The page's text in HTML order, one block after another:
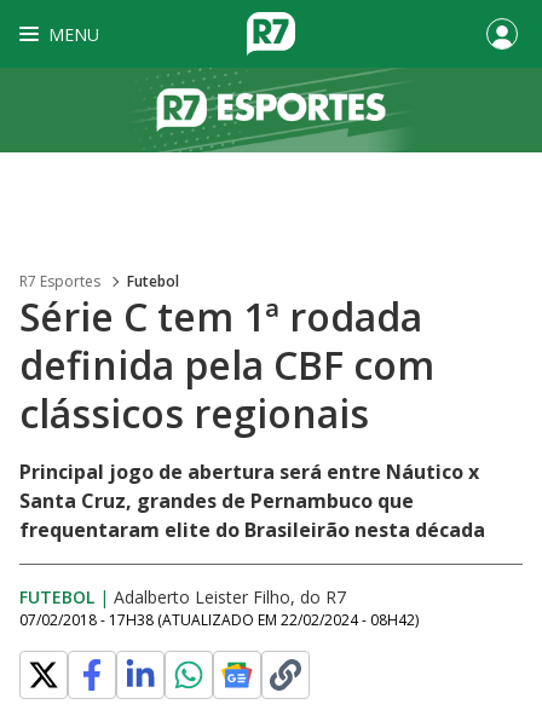
MENU
R7 Esportes Futebol
Série C tem 1ª rodada
definida pela CBF com
clássicos regionais
Principal jogo de abertura será entre Náutico x
Santa Cruz, grandes de Pernambuco que
frequentaram elite do Brasileirão nesta década
FUTEBOL | Adalberto Leister Filho, do R7
07/02/2018 - 17H38 (ATUALIZADO EM 22/02/2024 - 08H42)